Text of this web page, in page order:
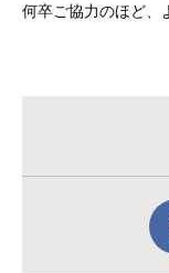
何卒ご協力のほど、